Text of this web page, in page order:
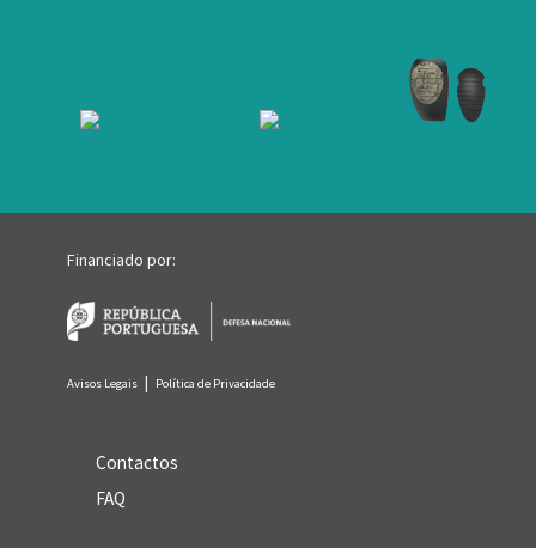
Financiado por:
Avisos Legais | Política de Privacidade
Contactos
FAQ